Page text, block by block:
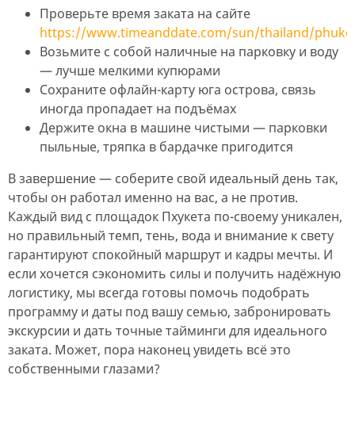
Проверьте время заката на сайте
https://www.timeanddate.com/sun/thailand/
Возьмите с собой наличные на парковку и воду
— лучше мелкими купюрами
Сохраните офлайн-карту юга острова, связь
иногда пропадает на подъёмах
Держите окна в машине чистыми — парковки
пыльные, тряпка в бардачке пригодится
В завершение — соберите свой идеальный день так,
чтобы он работал именно на вас, а не против.
Каждый вид с площадок Пхукета по-своему уникален,
но правильный темп, тень, вода и внимание к свету
гарантируют спокойный маршрут и кадры мечты. И
если хочется сэкономить силы и получить надёжную
логистику, мы всегда готовы помочь подобрать
программу и даты под вашу семью, забронировать
экскурсии и дать точные тайминги для идеального
заката. Может, пора наконец увидеть всё это
собственными глазами?